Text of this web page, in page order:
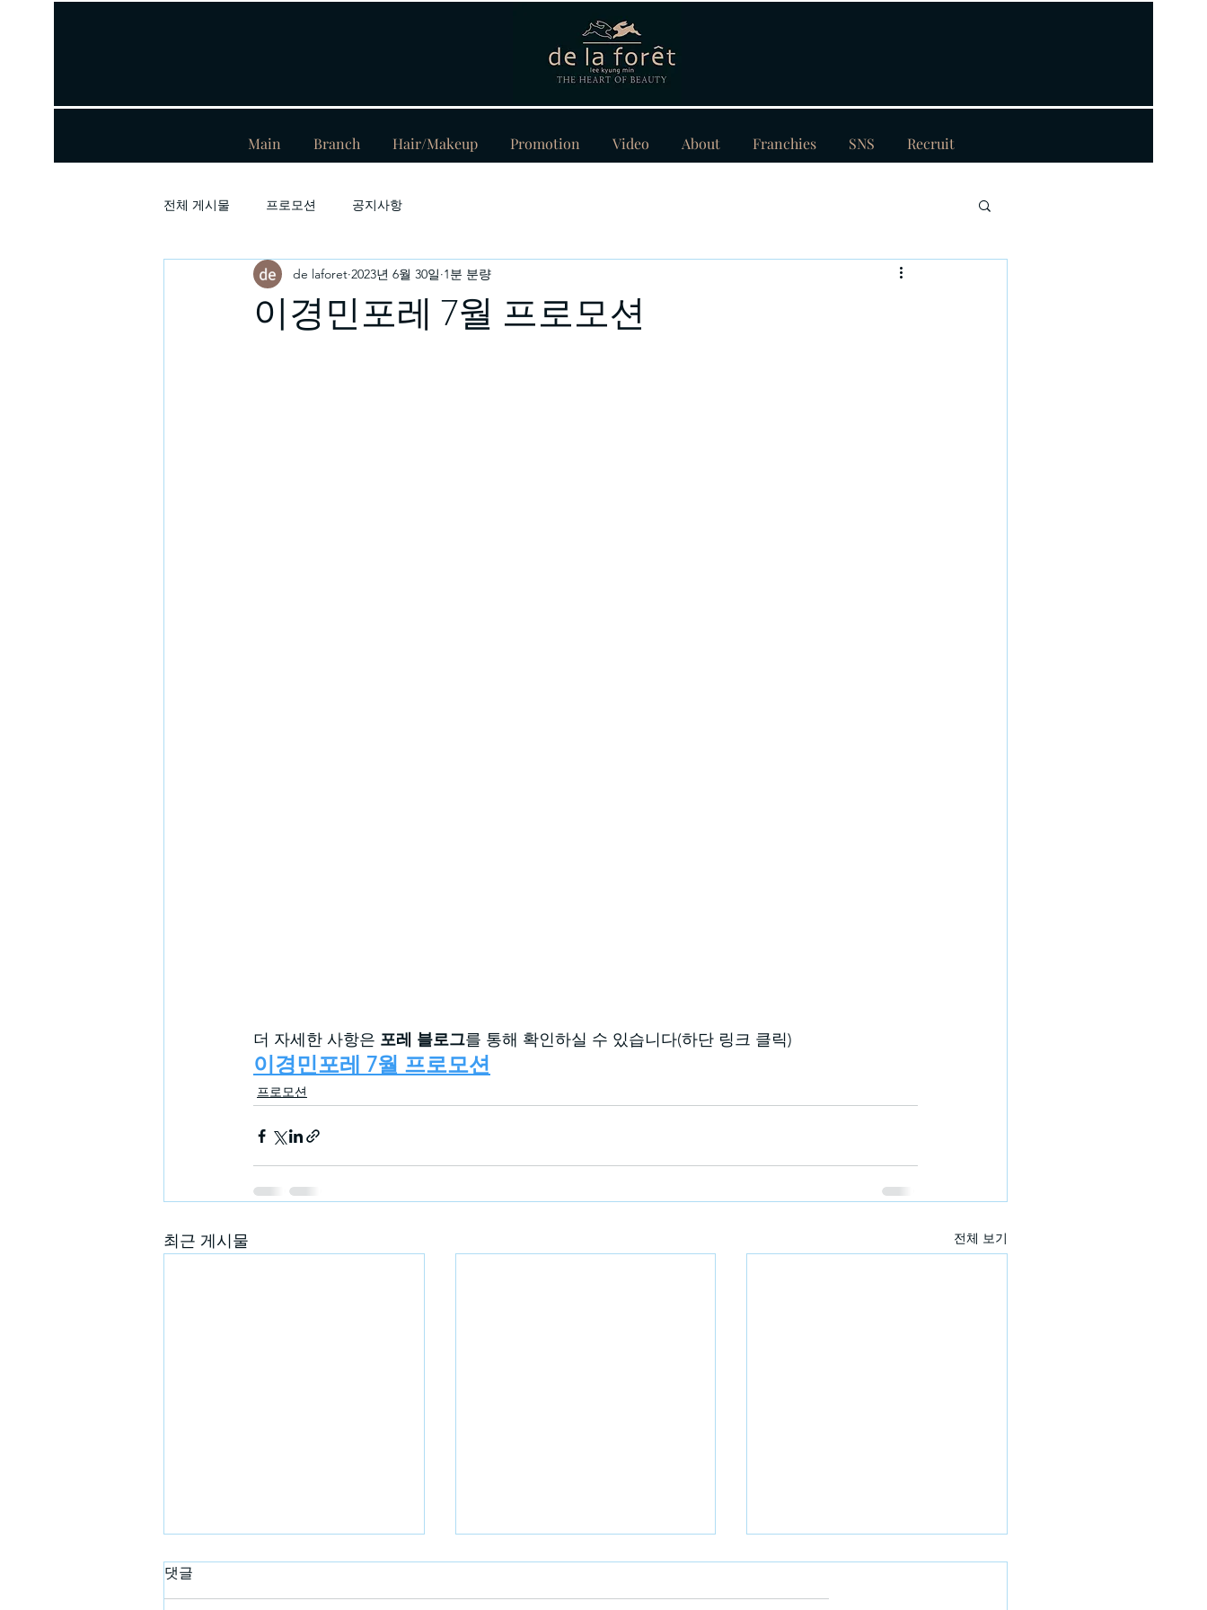
Main Branch Hair/Makeup Promotion Video About Franchies SNS Recruit
전체 게시물 프로모션 공지사항
이경민포레 7월 프로모션
de laforet 2023년 6월 30일 1분 분량
더 자세한 사항은 포레 블로그를 통해 확인하실 수 있습니다(하단 링크 클릭)
이경민포레 7월 프로모션
프로모션
최근 게시물 전체 보기
댓글